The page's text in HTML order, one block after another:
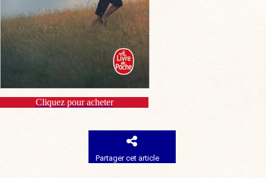
Cliquez pour acheter
Partager cet article